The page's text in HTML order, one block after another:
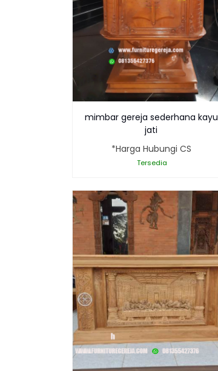
mimbar gereja sederhana kayu
jati
*Harga Hubungi CS
Tersedia